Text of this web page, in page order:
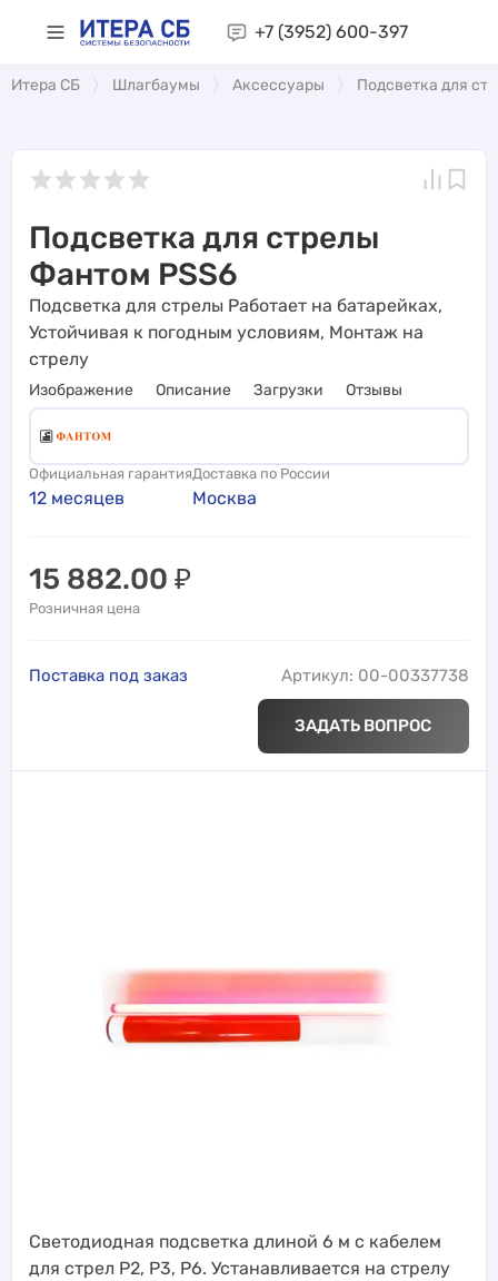
+7 (3952) 600-397
Итера СБ Шлагбаумы Аксессуары Подсветка для
Подсветка для стрелы
Фантом PSS6
Подсветка для стрелы Работает на батарейках,
Устойчивая к погодным условиям, Монтаж на
стрелу
Изображение Описание Загрузки Отзывы
Официальная гарантия
12 месяцев
Доставка по России
Москва
15 882.00 ₽
Розничная цена
Поставка под заказ Артикул: 00-00337738
ЗАДАТЬ ВОПРОС
Светодиодная подсветка длиной 6 м с кабелем
для стрел Р2, Р3, Р6. Устанавливается на стрелу